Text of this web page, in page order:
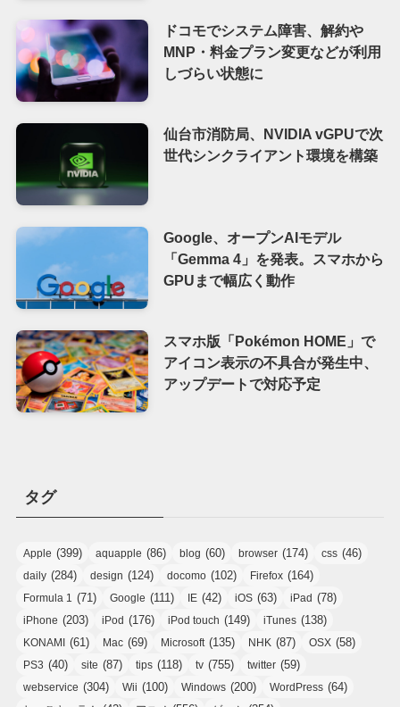
ドコモでシステム障害、解約や
MNP・料金プラン変更などが利用
しづらい状態に
仙台市消防局、NVIDIA vGPUで次
世代シンクライアント環境を構築
Google、オープンAIモデル
「Gemma 4」を発表。スマホから
GPUまで幅広く動作
スマホ版「Pokémon HOME」で
アイコン表示の不具合が発生中、
アップデートで対応予定
タグ
Apple (399) aquapple (86) blog (60) browser (174) css (46)
daily (284) design (124) docomo (102) Firefox (164)
Formula 1 (71) Google (111) IE (42) iOS (63) iPad (78)
iPhone (203) iPod (176) iPod touch (149) iTunes (138)
KONAMI (61) Mac (69) Microsoft (135) NHK (87) OSX (58)
PS3 (40) site (87) tips (118) tv (755) twitter (59)
webservice (304) Wii (100) Windows (200) WordPress (64)